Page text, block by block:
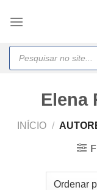
Products
search
Elena
INÍCIO /